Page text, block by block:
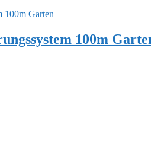
100m